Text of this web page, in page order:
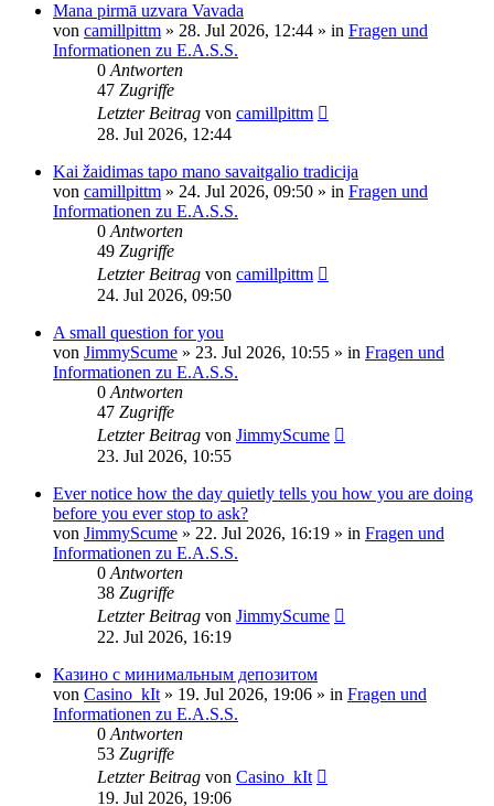
Mana pirmā uzvara Vavada
von camillpittm » 28. Jul 2026, 12:44 » in Fragen und
Informationen zu E.A.S.S.
0Antworten
47 Zugriffe
Letzter Beitrag von camillpittm
28. Jul 2026, 12:44
Kai žaidimas tapo mano savaitgalio tradicija
von camillpittm » 24. Jul 2026, 09:50 » in Fragen und
Informationen zu E.A.S.S.
0Antworten
49 Zugriffe
Letzter Beitrag von camillpittm
24. Jul 2026, 09:50
A small question for you
von JimmyScume » 23. Jul 2026, 10:55 » in Fragen und
Informationen zu E.A.S.S.
0Antworten
47 Zugriffe
Letzter Beitrag von JimmyScume
23. Jul 2026, 10:55
Ever notice how the day quietly tells you how you are doing
before you ever stop to ask?
von JimmyScume » 22. Jul 2026, 16:19 » in Fragen und
Informationen zu E.A.S.S.
0Antworten
38 Zugriffe
Letzter Beitrag von JimmyScume
22. Jul 2026, 16:19
Казино с минимальным депозитом
von Casino_kIt» 19. Jul 2026, 19:06 » in Fragen und
Informationen zu E.A.S.S.
0Antworten
53 Zugriffe
Letzter Beitrag von Casino_kIt
19. Jul 2026, 19:06